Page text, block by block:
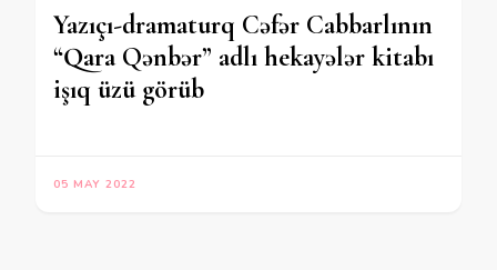
Yazıçı-dramaturq Cəfər Cabbarlının
“Qara Qənbər” adlı hekayələr kitabı
işıq üzü görüb
05 MAY 2022